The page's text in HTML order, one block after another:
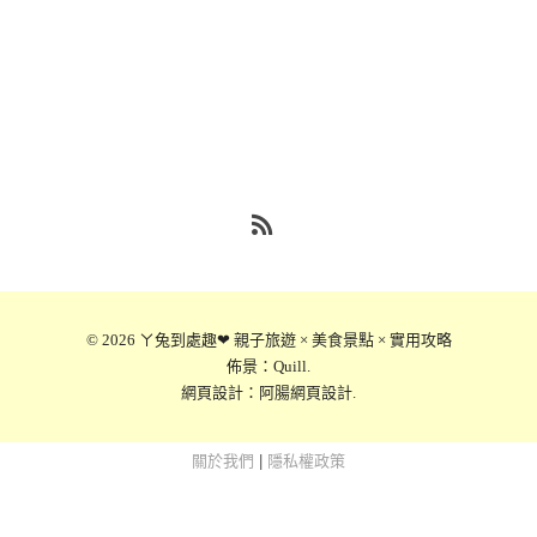
© 2026 ㄚ兔到處趣❤ 親子旅遊 × 美食景點 × 實用攻略
佈景： Quill.
網頁設計： 阿腸網頁設計.
關於我們 隱私權政策